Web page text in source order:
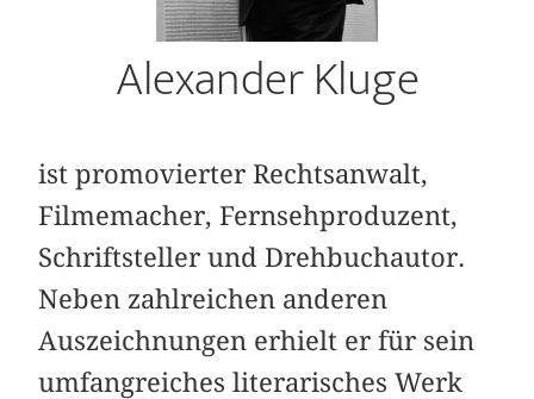
Alexander Kluge
ist promovierter Rechtsanwalt,
Filmemacher, Fernsehproduzent,
Schriftsteller und Drehbuchautor.
Neben zahlreichen anderen
Auszeichnungen erhielt er für sein
umfangreiches literarisches Werk